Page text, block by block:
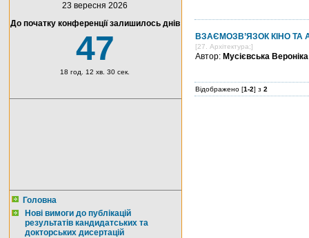
23 вересня 2026
До початку конференції залишилось днів
47
18 год. 12 хв. 30 сек.
Головна
Нові вимоги до публікацій
результатів кандидатських та
докторських дисертацій
ВЗАЄМОЗВ’ЯЗОК КІНО ТА
[27. Архітектура;]
Автор: Мусієвська
Відображено [1-2] з 2